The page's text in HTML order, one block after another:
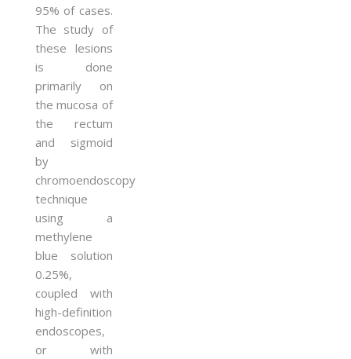
95% of cases.
The study of
these lesions
is done
primarily on
the mucosa of
the rectum
and sigmoid
by
chromoendoscopy
technique
using a
methylene
blue solution
0.25%,
coupled with
high-definition
endoscopes,
or with